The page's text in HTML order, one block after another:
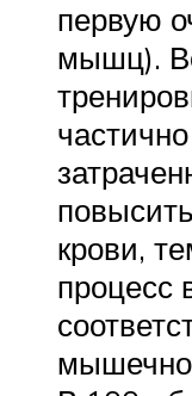
первую
мышц).
крови,
процесс